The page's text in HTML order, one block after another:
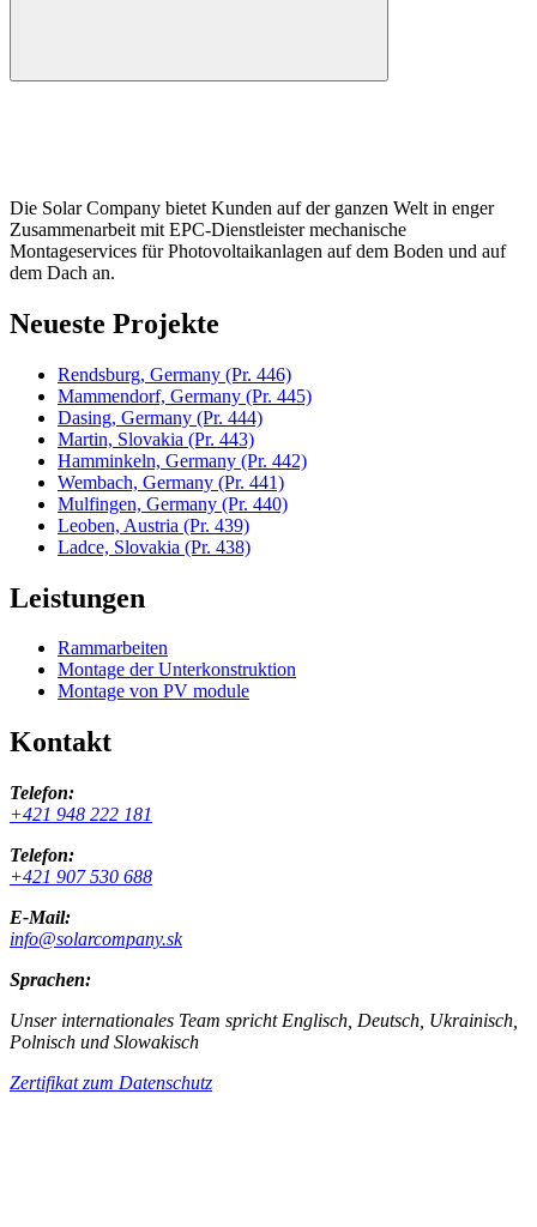
Die Solar Company bietet Kunden auf der ganzen Welt in enger
Zusammenarbeit mit EPC-Dienstleister mechanische
Montageservices für Photovoltaikanlagen auf dem Boden und auf
dem Dach an.
Neueste Projekte
Rendsburg, Germany (Pr. 446)
Mammendorf, Germany (Pr. 445)
Dasing, Germany (Pr. 444)
Martin, Slovakia (Pr. 443)
Hamminkeln, Germany (Pr. 442)
Wembach, Germany (Pr. 441)
Mulfingen, Germany (Pr. 440)
Leoben, Austria (Pr. 439)
Ladce, Slovakia (Pr. 438)
Leistungen
Rammarbeiten
Montage der Unterkonstruktion
Montage von PV module
Kontakt
Telefon:
+421 948 222 181
Telefon:
+421 907 530 688
E-Mail:
info@solarcompany.sk
Sprachen:
Unser internationales Team spricht Englisch, Deutsch, Ukrainisch,
Polnisch und Slowakisch
Zertifikat zum Datenschutz